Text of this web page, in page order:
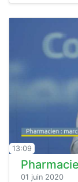
13:09
01 juin 2020